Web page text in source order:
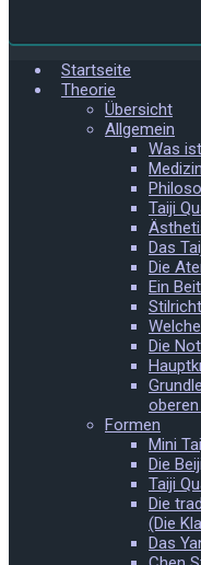
Startseite
Theorie
Übersicht
Allgemein
Was
Taiji
Das
Die
Ein
Die
Formen
Mini
Die
Taiji
Die
(Die
Das